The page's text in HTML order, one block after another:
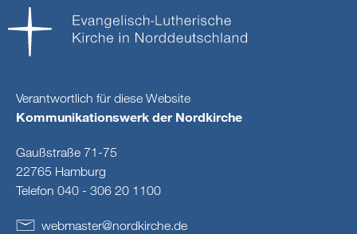
Verantwortlich für diese Website
Kommunikationswerk der Nordkirche
Gaußstraße 71-75
22765 Hamburg
Telefon 040 - 306 20 1100
webmaster@nordkirche.de